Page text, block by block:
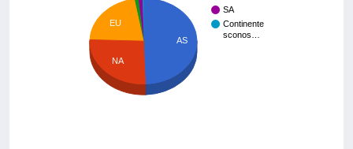
SA
Continente
sconos…
AS
EU
NA